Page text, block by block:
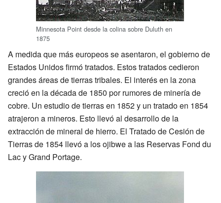
Minnesota Point desde la colina sobre Duluth en
1875
A medida que más europeos se asentaron, el gobierno de
Estados Unidos firmó tratados. Estos tratados cedieron
grandes áreas de tierras tribales. El interés en la zona
creció en la década de 1850 por rumores de minería de
cobre. Un estudio de tierras en 1852 y un tratado en 1854
atrajeron a mineros. Esto llevó al desarrollo de la
extracción de mineral de hierro. El Tratado de Cesión de
Tierras de 1854 llevó a los ojibwe a las Reservas Fond du
Lac y Grand Portage.